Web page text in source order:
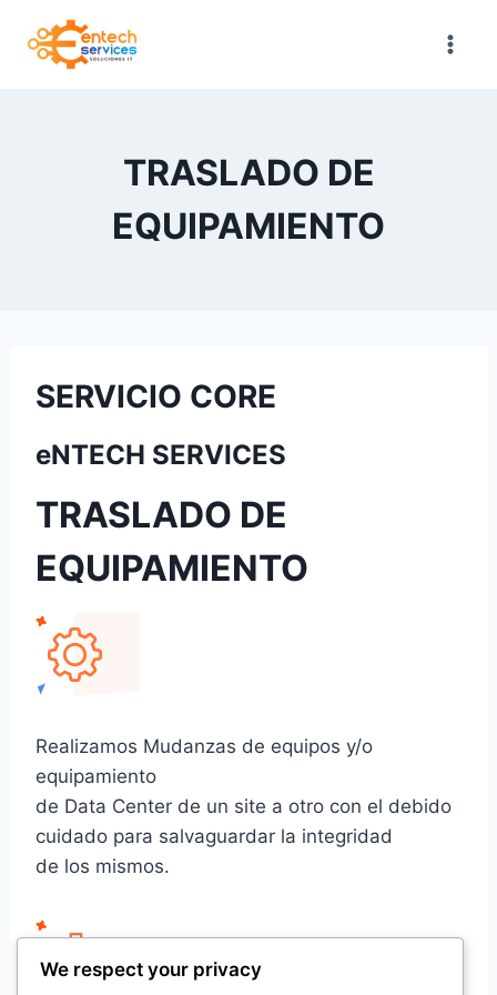
contenido
TRASLADO DE
EQUIPAMIENTO
SERVICIO CORE
eNTECH SERVICES
TRASLADO DE
EQUIPAMIENTO
Realizamos Mudanzas de equipos y/o
equipamiento
de Data Center de un site a otro con el debido
cuidado para salvaguardar la integridad
de los mismos.
We respect your privacy